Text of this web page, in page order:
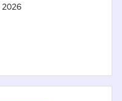
national TIP